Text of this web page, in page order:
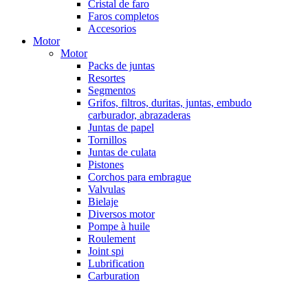
Cristal de faro
Faros completos
Accesorios
Motor
Motor
Packs de juntas
Resortes
Segmentos
Grifos, filtros, duritas, juntas, embudo
carburador, abrazaderas
Juntas de papel
Tornillos
Juntas de culata
Pistones
Corchos para embrague
Valvulas
Bielaje
Diversos motor
Pompe à huile
Roulement
Joint spi
Lubrification
Carburation